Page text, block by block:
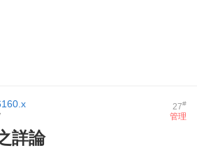
27#
管理
詳論